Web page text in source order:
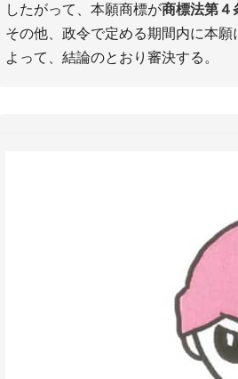
したがって、本願商標が商標法第４
その他、政令で定める期間内に本願
よって、結論のとおり審決する。